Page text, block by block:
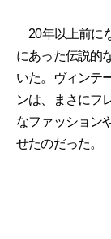
20年以上前に
にあった伝説的
いた。ヴィンテ
ンは、まさにフ
なファッション
せたのだった。